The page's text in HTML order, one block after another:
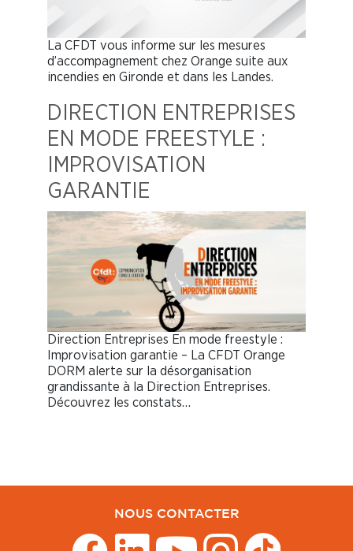
La CFDT vous informe sur les mesures
d’accompagnement chez Orange suite aux
incendies en Gironde et dans les Landes.
DIRECTION ENTREPRISES
EN MODE FREESTYLE :
IMPROVISATION
GARANTIE
Direction Entreprises En mode freestyle :
Improvisation garantie – La CFDT Orange
DORM alerte sur la désorganisation
grandissante à la Direction Entreprises.
Découvrez les constats…
NOUS CONTACTER